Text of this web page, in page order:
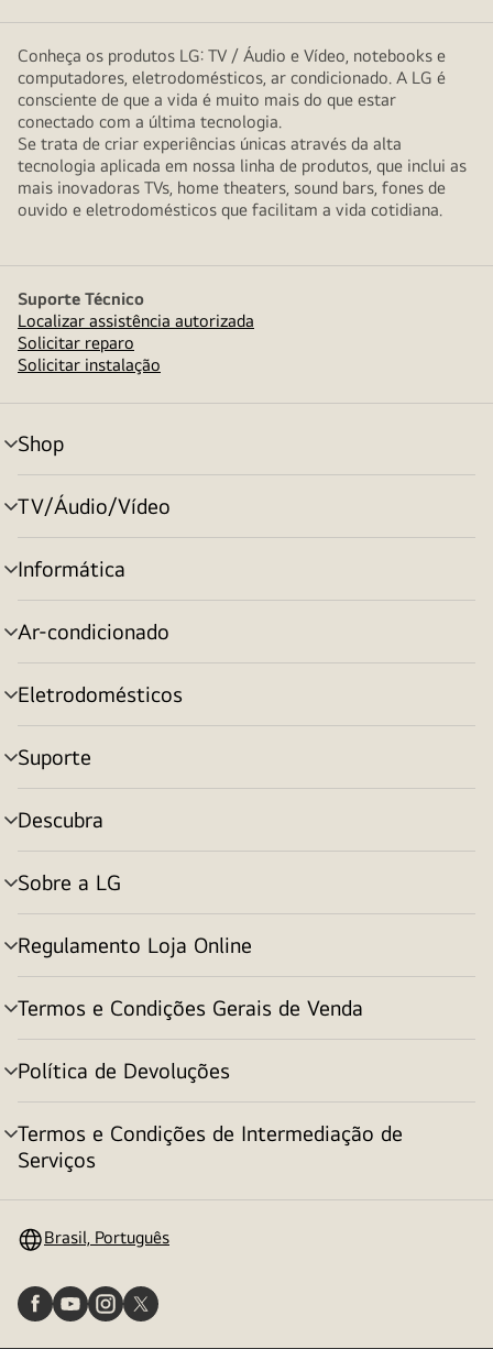
Conheça os produtos LG: TV / Áudio e Vídeo, notebooks e
computadores, eletrodomésticos, ar condicionado. A LG é
consciente de que a vida é muito mais do que estar
conectado com a última tecnologia.
Se trata de criar experiências únicas através da alta
tecnologia aplicada em nossa linha de produtos, que inclui as
mais inovadoras TVs, home theaters, sound bars, fones de
ouvido e eletrodomésticos que facilitam a vida cotidiana.
Suporte Técnico
Localizar assistência autorizada
Solicitar reparo
Solicitar instalação
Shop
alternar
menu
TV/Áudio/Vídeo
alternar
menu
Informática
alternar
menu
Ar-condicionado
alternar
menu
Eletrodomésticos
alternar
menu
Suporte
alternar
menu
Descubra
alternar
menu
Sobre a LG
alternar
menu
Regulamento Loja Online
alternar
menu
Termos e Condições Gerais de Venda
alternar
menu
Política de Devoluções
alternar
menu
Termos e Condições de Intermediação de
Serviços
alternar
Brasil, Português